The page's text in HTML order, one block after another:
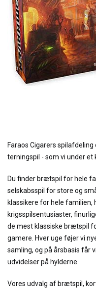
Faraos Cigarers
terningspil - som vi under et
Du finder brætspil for hele
selskabsspil for store og
klassikere for hele familien,
krigsspilsentusiaster,
de mest klassiske brætspil
gamere. Hver uge føjer vi
samling, og på årsbasis får
udvidelser på hylderne.
Vores udvalg af brætspil,